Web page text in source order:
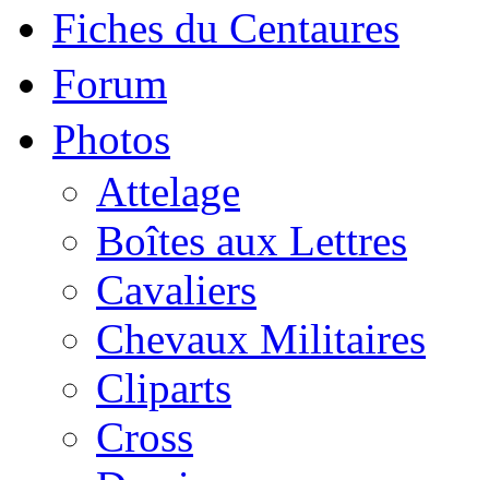
Fiches du Centaures
Forum
Photos
Attelage
Boîtes aux Lettres
Cavaliers
Chevaux Militaires
Cliparts
Cross